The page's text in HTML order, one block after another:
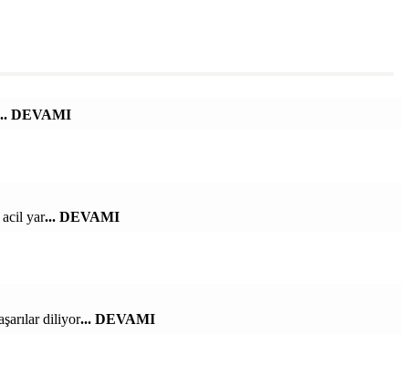
DEVAMI
acil yar... DEVAMI
diliyor... DEVAMI